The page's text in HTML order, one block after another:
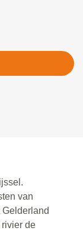
van
de